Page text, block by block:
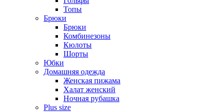
Топы
Брюки
Брюки
Комбинезоны
Кюлоты
Шорты
Юбки
Домашняя одежда
Женская пижама
Халат женский
Ночная рубашка
Plus size